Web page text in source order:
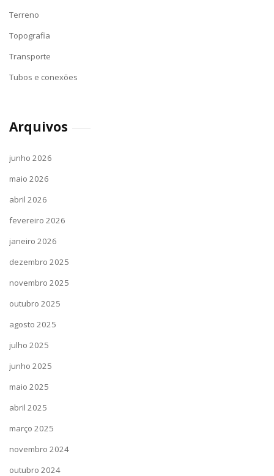
Terreno
Topografia
Transporte
Tubos e conexões
Arquivos
junho 2026
maio 2026
abril 2026
fevereiro 2026
janeiro 2026
dezembro 2025
novembro 2025
outubro 2025
agosto 2025
julho 2025
junho 2025
maio 2025
abril 2025
março 2025
novembro 2024
outubro 2024